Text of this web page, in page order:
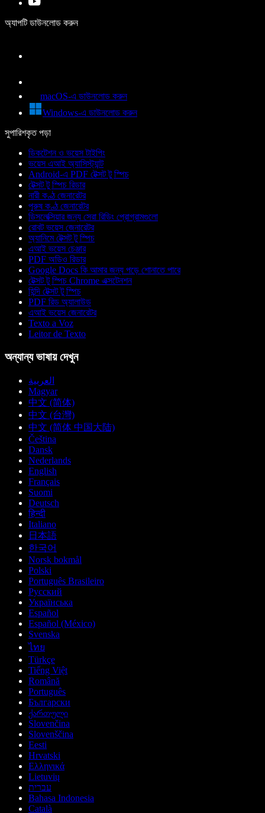
অ্যাপটি ডাউনলোড করুন
macOS-এ ডাউনলোড করুন
Windows-এ ডাউনলোড করুন
সুপারিশকৃত পড়া
ডিকটেশন ও ভয়েস টাইপিং
ভয়েস এআই অ্যাসিস্ট্যান্ট
Android-এ PDF টেক্সট টু স্পিচ
টেক্সট টু স্পিচ রিডার
নারী কণ্ঠ জেনারেটর
পুরুষ কণ্ঠ জেনারেটর
ডিসলেক্সিয়ার জন্য সেরা রিডিং প্রোগ্রামগুলো
রোবট ভয়েস জেনারেটর
অ্যানিমে টেক্সট টু স্পিচ
এআই ভয়েস চেঞ্জার
PDF অডিও রিডার
Google Docs কি আমার জন্য পড়ে শোনাতে পারে
টেক্সট টু স্পিচ Chrome এক্সটেনশন
হিন্দি টেক্সট টু স্পিচ
PDF রিড অ্যালাউড
এআই ভয়েস জেনারেটর
Texto a Voz
Leitor de Texto
অন্যান্য ভাষায় দেখুন
العربية
Magyar
中文 (简体)
中文 (台灣)
中文 (简体 中国大陆)
Čeština
Dansk
Nederlands
English
Français
Suomi
Deutsch
हिन्दी
Italiano
日本語
한국어
Norsk bokmål
Polski
Português Brasileiro
Русский
Українська
Español
Español (México)
Svenska
ไทย
Türkçe
Tiếng Việt
Română
Português
Български
ქართული
Slovenčina
Slovenščina
Eesti
Hrvatski
Ελληνικά
Lietuvių
עברית
Bahasa Indonesia
Català